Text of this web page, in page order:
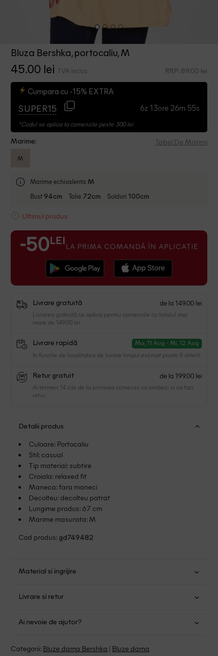
Bluza Bershka, portocaliu, M
45.00 lei TVA inclus RRP: 89.00 lei
Cumpara cu -15% EXTRA
SUPER15 6z 13ore 26m 54s
*Codul se aplica la comenzile peste 300 lei
Marime: Tabel De Marimi
M
Marime echivalenta M
Bust 94cm Talie 72cm Solduri 100cm
Ultimul produs
-50 LEI LA PRIMA COMANDĂ ÎN APLICAȚIE
Livrare gratuită de la 149.00 lei
Livrarea gratuită se aplica pentru comenzile cu totalul mai
mare de 149.00 lei
Livrare rapidă Ma, 11 Aug - Mi, 12 Aug
In functie de localitatea de livrare timpul estimat poate fi diferit.
Retur gratuit de la 199.00 lei
Ai termen 14 zile de la primirea comenzii sa probezi si sa faci
retur.
Detalii produs
Culoare: Portocaliu
Stil: casual
Tip material: subtire
Croiala: relaxed fit
Maneca: fara maneci
Decolteu: decolteu patrat
Lungime produs: 67 cm
Marime masurata: M
Cod produs: gd749482
Material si ingrijire
Nu folositi inalbitor
Nu uscati in uscator
Fara curatare chimica
Livrare si retur
mare de 149.00 lei.
Ai nevoie de ajutor?
Categorii: Bluze dama Bershka | Bluze dama